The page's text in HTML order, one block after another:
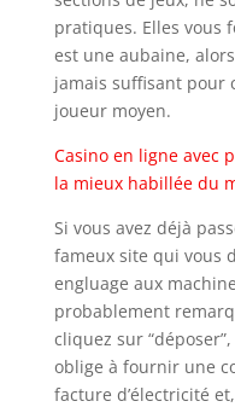
pratiques. Elles vous
est une aubaine,
jamais suffisant pour
joueur moyen.
Casino en ligne avec
la mieux habillée du
Si vous avez déjà
fameux site qui vous
engluage aux
probablement
cliquez sur
oblige à fournir une
facture d’électricité